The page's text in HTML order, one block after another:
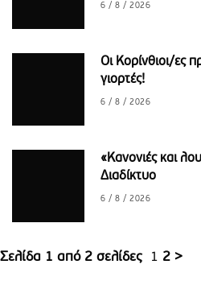
6 / 8 / 2026
Οι Κορίνθιοι/ες
γιορτές!
6 / 8 / 2026
«Κανονιές και
Διαδίκτυο
6 / 8 / 2026
Σελίδα 1 από 2 σελίδες 1 2 >